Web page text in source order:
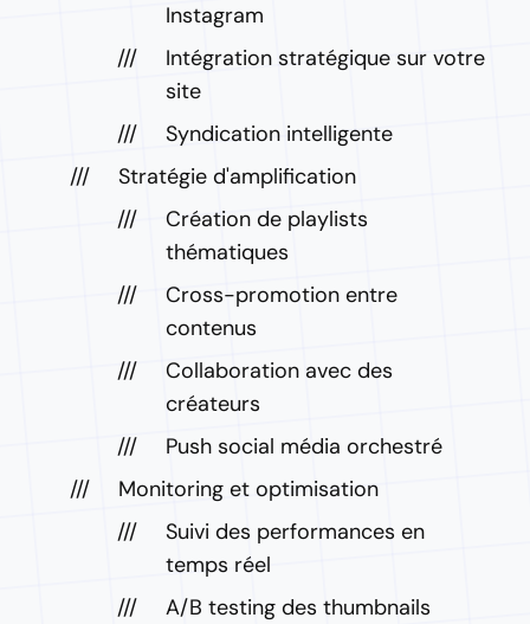
Instagram
Intégration stratégique sur votre
site
Syndication intelligente
Stratégie d'amplification
Création de playlists
thématiques
Cross-promotion entre
contenus
Collaboration avec des
créateurs
Push social média orchestré
Monitoring et optimisation
Suivi des performances en
temps réel
A/B testing des thumbnails